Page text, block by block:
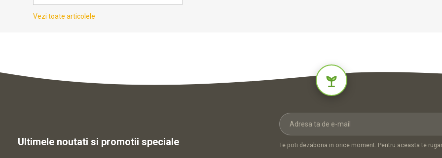
Vezi toate articolele
Ultimele noutati si promotii speciale Te poti dezabona in orice moment. Pentru aceasta te